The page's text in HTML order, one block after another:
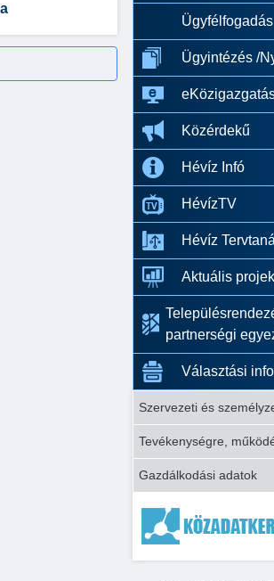
Ügyfélfogadás
Ügyintézés /
Közérdekű
Hévíz Infó
HévízTV
Hévíz
Aktuális
partnerségi
Választási
Szervezeti és
Tevékenységre,
Gazdálkodási adatok